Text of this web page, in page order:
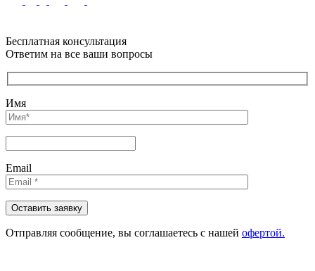
Бесплатная консультация
Ответим на все ваши вопросы
Имя
Email
Отправляя сообщениe, вы соглашаетесь с нашей офертой.